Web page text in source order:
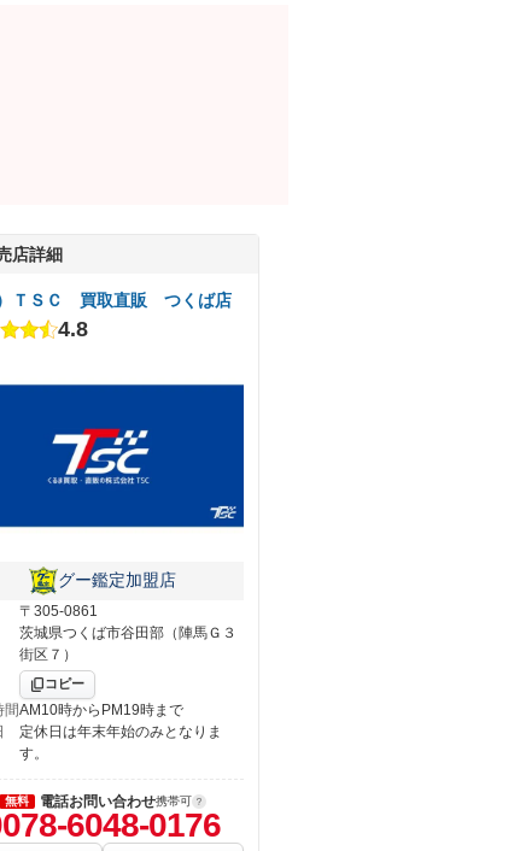
店詳細
）ＴＳＣ 買取直販 つくば店
4.8
グー鑑定加盟店
〒305-0861
茨城県つくば市谷田部（陣馬Ｇ３
街区７）
コピー
間AM10時からPM19時まで
定休日は年末年始のみとなりま
す。
無料 電話お問い合わせ携帯可
6048-0176